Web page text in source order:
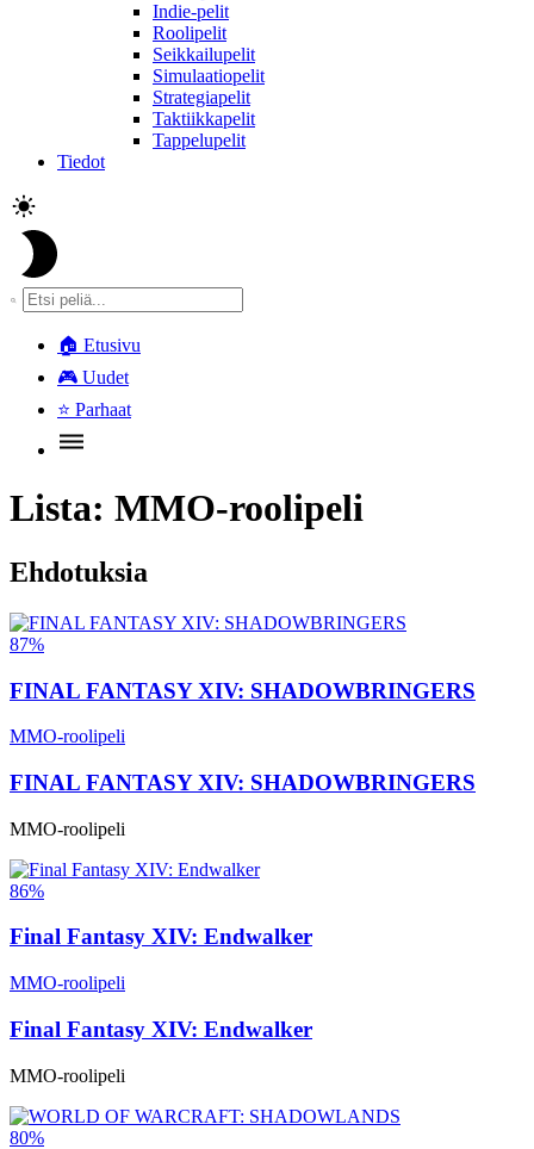
Indie-pelit
Roolipelit
Seikkailupelit
Simulaatiopelit
Strategiapelit
Taktiikkapelit
Tappelupelit
Tiedot
🏠 Etusivu
🎮 Uudet
⭐ Parhaat
Lista: MMO-roolipeli
Ehdotuksia
87%
FINAL FANTASY XIV: SHADOWBRINGERS
MMO-roolipeli
FINAL FANTASY XIV: SHADOWBRINGERS
MMO-roolipeli
86%
Final Fantasy XIV: Endwalker
MMO-roolipeli
Final Fantasy XIV: Endwalker
MMO-roolipeli
80%